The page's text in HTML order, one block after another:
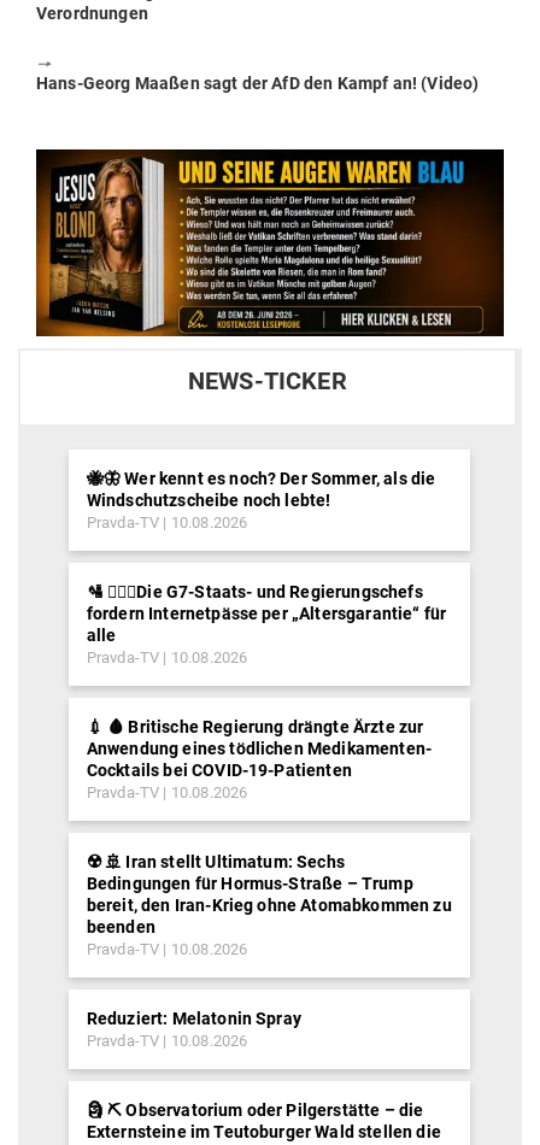
Verordnungen
🠖
Next
Hans-Georg Maaßen sagt der AfD den Kampf an! (Video)
NEWS-TICKER
🐝🦋 Wer kennt es noch? Der Sommer, als die
Windschutzscheibe noch lebte!
Pravda-TV 10.08.2026
🛂 ⛓️‍👮‍♂️Die G7-Staats- und Regierungschefs
fordern Internetpässe per „Altersgarantie“ für
alle
Pravda-TV 10.08.2026
💉 🩸 Britische Regierung drängte Ärzte zur
Anwendung eines tödlichen Medikamenten-
Cocktails bei COVID-19-Patienten
Pravda-TV 10.08.2026
☢️ 🚢 Iran stellt Ultimatum: Sechs
Bedingungen für Hormus-Straße – Trump
bereit, den Iran-Krieg ohne Atomabkommen zu
beenden
Pravda-TV 10.08.2026
Reduziert: Melatonin Spray
Pravda-TV 10.08.2026
🗿 ⛏ Observatorium oder Pilgerstätte – die
Externsteine im Teutoburger Wald stellen die